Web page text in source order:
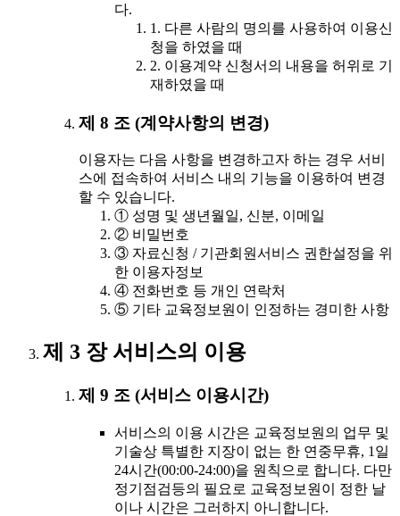
다.
1. 다른 사람의 명의를 사용하여 이용신
청을 하였을 때
2. 이용계약 신청서의 내용을 허위로 기
재하였을 때
제 8 조 (계약사항의 변경)
이용자는 다음 사항을 변경하고자 하는 경우 서비
스에 접속하여 서비스 내의 기능을 이용하여 변경
할 수 있습니다.
① 성명 및 생년월일, 신분, 이메일
② 비밀번호
③ 자료신청 / 기관회원서비스 권한설정을 위
한 이용자정보
④ 전화번호 등 개인 연락처
⑤ 기타 교육정보원이 인정하는 경미한 사항
제 3 장 서비스의 이용
제 9 조 (서비스 이용시간)
서비스의 이용 시간은 교육정보원의 업무 및
기술상 특별한 지장이 없는 한 연중무휴, 1일
24시간(00:00-24:00)을 원칙으로 합니다. 다만
정기점검등의 필요로 교육정보원이 정한 날
이나 시간은 그러하지 아니합니다.